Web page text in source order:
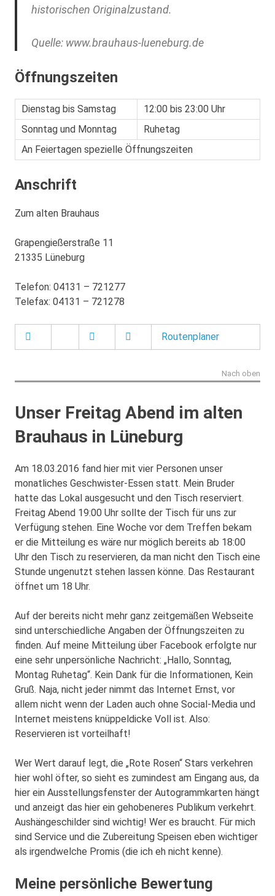
historischen Originalzustand.
Quelle: www.brauhaus-lueneburg.de
Öffnungszeiten
Dienstag bis Samstag
12:00 bis 23:00 Uhr
Sonntag und Monntag
Ruhetag
An Feiertagen spezielle Öffnungszeiten
Anschrift
Zum alten Brauhaus
Grapengießerstraße 11
21335 Lüneburg
Telefon: 04131 – 721277
Telefax: 04131 – 721278
Routenplaner
Nach oben
Unser Freitag Abend im alten
Brauhaus in Lüneburg
Am 18.03.2016 fand hier mit vier Personen unser
monatliches Geschwister-Essen statt. Mein Bruder
hatte das Lokal ausgesucht und den Tisch reserviert.
Freitag Abend 19:00 Uhr sollte der Tisch für uns zur
Verfügung stehen. Eine Woche vor dem Treffen bekam
er die Mitteilung es wäre nur möglich bereits ab 18:00
Uhr den Tisch zu reservieren, da man nicht den Tisch eine
Stunde ungenutzt stehen lassen könne. Das Restaurant
öffnet um 18 Uhr.
Auf der bereits nicht mehr ganz zeitgemäßen Webseite
sind unterschiedliche Angaben der Öffnungszeiten zu
finden. Auf meine Mitteilung über Facebook erfolgte nur
eine sehr unpersönliche Nachricht: „Hallo, Sonntag,
Montag Ruhetag“. Kein Dank für die Informationen, Kein
Gruß. Naja, nicht jeder nimmt das Internet Ernst, vor
allem nicht wenn der Laden auch ohne Social-Media und
Internet meistens knüppeldicke Voll ist. Also:
Reservieren ist vorteilhaft!
Wer Wert darauf legt, die „Rote Rosen“ Stars verkehren
hier wohl öfter, so sieht es zumindest am Eingang aus, da
hier ein Ausstellungsfenster der Autogrammkarten hängt
und anzeigt das hier ein gehobeneres Publikum verkehrt.
Aushängeschilder sind wichtig! Wer es braucht. Für mich
sind Service und die Zubereitung Speisen eben wichtiger
als irgendwelche Promis (die ich eh nicht kenne).
Meine persönliche Bewertung